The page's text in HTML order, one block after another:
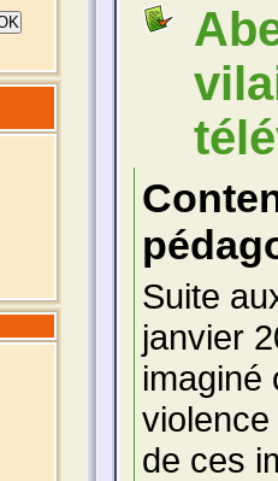
Suite
janvier
imaginé
de ces